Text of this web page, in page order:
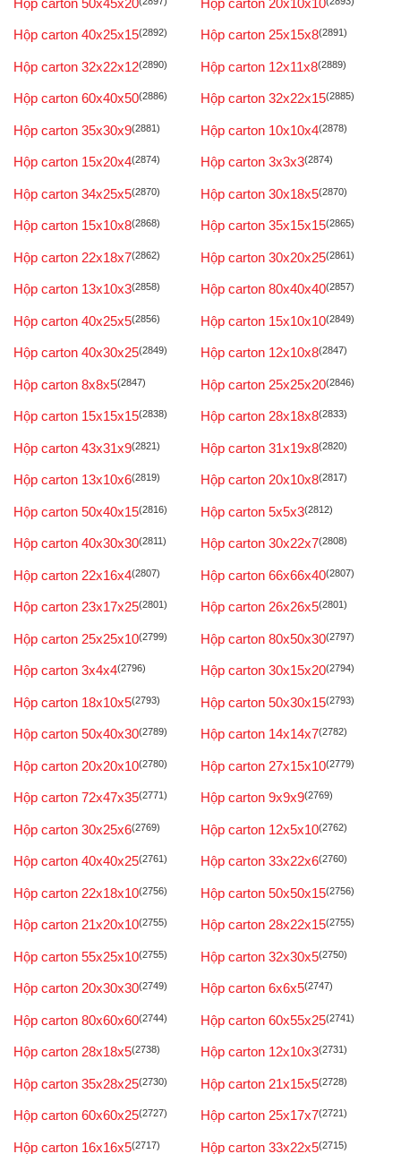
Hộp carton 50x45x20 Hộp carton 20x10x10
Hộp carton 40x25x15(2892) Hộp carton 25x15x8(2891)
Hộp carton 32x22x12(2890) Hộp carton 12x11x8(2889)
Hộp carton 60x40x50(2886) Hộp carton 32x22x15(2885)
Hộp carton 35x30x9(2881) Hộp carton 10x10x4(2878)
Hộp carton 15x20x4(2874) Hộp carton 3x3x3(2874)
Hộp carton 34x25x5(2870) Hộp carton 30x18x5(2870)
Hộp carton 15x10x8(2868) Hộp carton 35x15x15(2865)
Hộp carton 22x18x7(2862) Hộp carton 30x20x25(2861)
Hộp carton 13x10x3(2858) Hộp carton 80x40x40(2857)
Hộp carton 40x25x5(2856) Hộp carton 15x10x10(2849)
Hộp carton 40x30x25(2849) Hộp carton 12x10x8(2847)
Hộp carton 8x8x5(2847) Hộp carton 25x25x20(2846)
Hộp carton 15x15x15(2838) Hộp carton 28x18x8(2833)
Hộp carton 43x31x9(2821) Hộp carton 31x19x8(2820)
Hộp carton 13x10x6(2819) Hộp carton 20x10x8(2817)
Hộp carton 50x40x15(2816) Hộp carton 5x5x3(2812)
Hộp carton 40x30x30(2811) Hộp carton 30x22x7(2808)
Hộp carton 22x16x4(2807) Hộp carton 66x66x40(2807)
Hộp carton 23x17x25(2801) Hộp carton 26x26x5(2801)
Hộp carton 25x25x10(2799) Hộp carton 80x50x30(2797)
Hộp carton 3x4x4(2796) Hộp carton 30x15x20(2794)
Hộp carton 18x10x5(2793) Hộp carton 50x30x15(2793)
Hộp carton 50x40x30(2789) Hộp carton 14x14x7(2782)
Hộp carton 20x20x10(2780) Hộp carton 27x15x10(2779)
Hộp carton 72x47x35(2771) Hộp carton 9x9x9(2769)
Hộp carton 30x25x6(2769) Hộp carton 12x5x10(2762)
Hộp carton 40x40x25(2761) Hộp carton 33x22x6(2760)
Hộp carton 22x18x10(2756) Hộp carton 50x50x15(2756)
Hộp carton 21x20x10(2755) Hộp carton 28x22x15(2755)
Hộp carton 55x25x10(2755) Hộp carton 32x30x5(2750)
Hộp carton 20x30x30(2749) Hộp carton 6x6x5(2747)
Hộp carton 80x60x60(2744) Hộp carton 60x55x25(2741)
Hộp carton 28x18x5(2738) Hộp carton 12x10x3(2731)
Hộp carton 35x28x25(2730) Hộp carton 21x15x5(2728)
Hộp carton 60x60x25(2727) Hộp carton 25x17x7(2721)
Hộp carton 16x16x5(2717) Hộp carton 33x22x5(2715)